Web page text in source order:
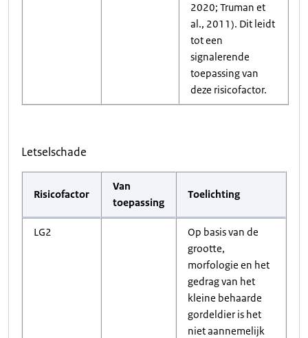
2020; Truman et
al., 2011). Dit leidt
tot een
signalerende
toepassing van
deze risicofactor.
Letselschade
Risicofactor
Van
toepassing
Toelichting
LG2
Op basis van de
grootte,
morfologie en het
gedrag van het
kleine behaarde
gordeldier is het
niet aannemelijk